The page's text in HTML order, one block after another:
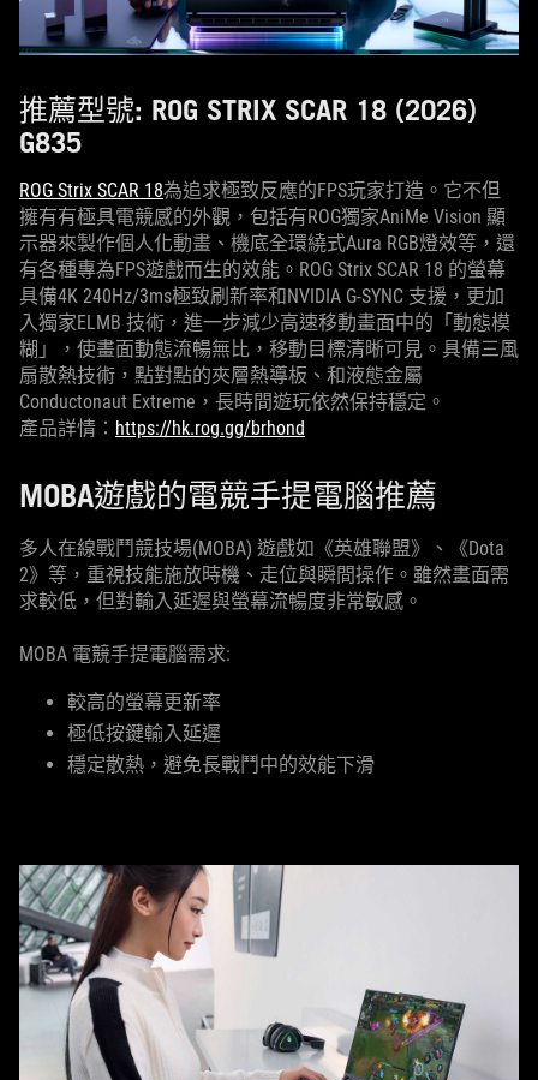
推薦型號: ROG STRIX SCAR 18 (2026)
G835
ROG Strix SCAR 18為追求極致反應的FPS玩家打造。它不但
擁有有極具電競感的外觀，包括有ROG獨家AniMe Vision 顯
示器來製作個人化動畫、機底全環繞式Aura RGB燈效等，還
有各種專為FPS遊戲而生的效能。ROG Strix SCAR 18 的螢幕
具備4K 240Hz/3ms極致刷新率和NVIDIA G-SYNC 支援，更加
入獨家ELMB 技術，進一步減少高速移動畫面中的「動態模
糊」，使畫面動態流暢無比，移動目標清晰可見。具備三風
扇散熱技術，點對點的夾層熱導板、和液態金屬
Conductonaut Extreme，長時間遊玩依然保持穩定。
產品詳情： https://hk.rog.gg/brhond
MOBA遊戲的電競手提電腦推薦
多人在線戰鬥競技場(MOBA) 遊戲如《英雄聯盟》、《Dota
2》等，重視技能施放時機、走位與瞬間操作。雖然畫面需
求較低，但對輸入延遲與螢幕流暢度非常敏感。
MOBA 電競手提電腦需求:
較高的螢幕更新率
極低按鍵輸入延遲
穩定散熱，避免長戰鬥中的效能下滑